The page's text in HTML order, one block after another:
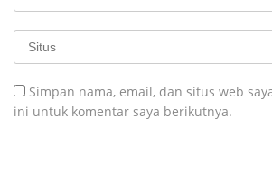
Simpan nama, email, dan situs web
ini untuk komentar saya berikutnya.